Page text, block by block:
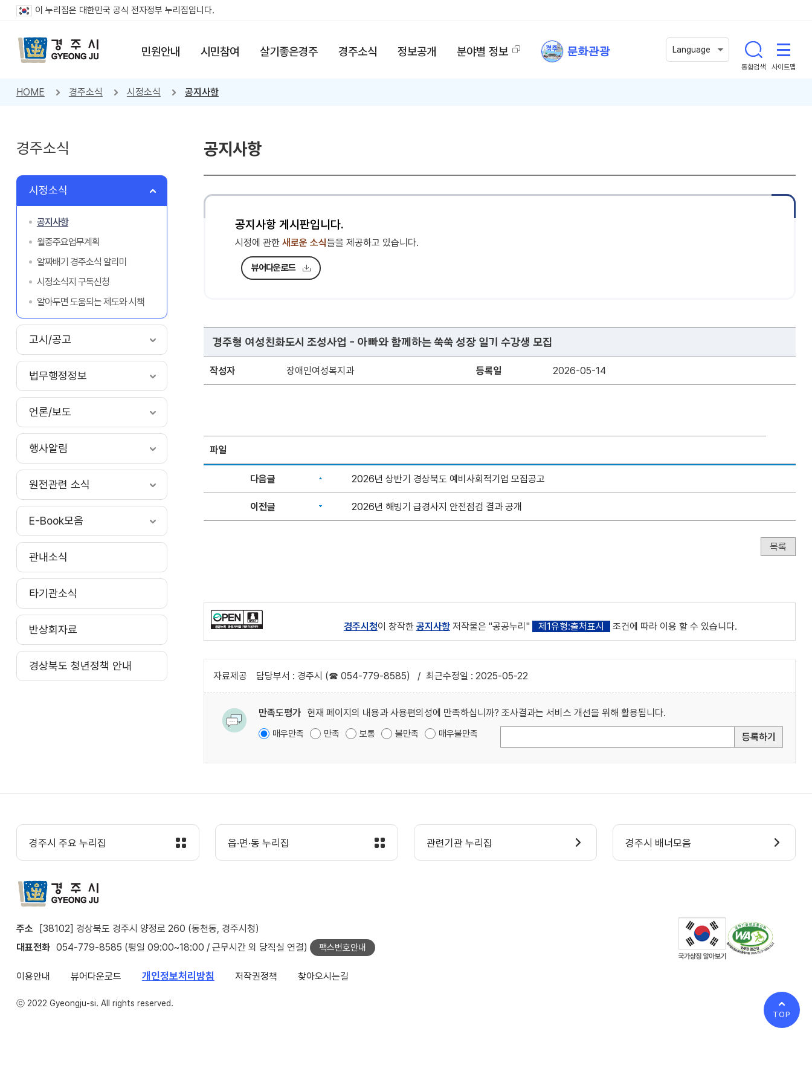
이 누리집은 대한민국 공식 전자정부 누리집입니다.
민원안내 시민참여 살기좋은경주 경주소식 정보공개 분야별 정보 문화관광 Language
통합검색 사이트맵
HOME 경주소식 시정소식 공지사항
경주소식
시정소식
공지사항
월중주요업무계획
알짜배기 경주소식 알리미
시정소식지 구독신청
알아두면 도움되는 제도와 시책
고시/공고
법무행정정보
언론/보도
행사알림
원전관련 소식
E-Book모음
관내소식
타기관소식
반상회자료
경상북도 청년정책 안내
공지사항
공지사항 게시판입니다.
시정에 관한새로운 소식들을 제공하고 있습니다.
뷰어다운로드
경주형 여성친화도시 조성사업 - 아빠와 함께하는 쑥쑥 성장 일기 수강생 모집
작성자 장애인여성복지과 등록일 2026-05-14
파일
다음글 2026년 상반기 경상북도 예비사회적기업 모집공고
이전글 2026년 해빙기 급경사지 안전점검 결과 공개
목록
경주시청이 창작한 공지사항저작물은 "공공누리" 제1유형:출처표시 조건에 따라 이용 할 수 있습니다.
자료제공 담당부서 : 경주시 (☎ 054-779-8585) / 최근수정일 : 2025-05-22
만족도평가 현재 페이지의 내용과 사용편의성에 만족하십니까? 조사결과는 서비스 개선을 위해 활용됩니다.
매우만족 만족 보통 불만족 매우불만족 등록하기
경주시 주요 누리집 읍·면·동 누리집 관련기관 누리집 경주시 배너모음
주소
[38102] 경상북도 경주시 양정로 260 (동천동, 경주시청)
대표전화 054-779-8585 (평일 09:00~18:00 / 근무시간 외 당직실 연결) 팩스번호안내
이용안내 뷰어다운로드 개인정보처리방침 저작권정책 찾아오시는길
ⓒ 2022 Gyeongju-si. All rights reserved.
TOP